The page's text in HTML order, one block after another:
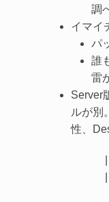
調
イマイ
パ
誰
雷
Server
ルが別
性、
|
|＼
: ,>